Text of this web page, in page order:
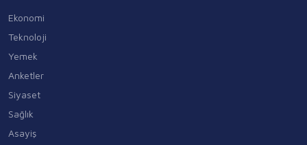
Ekonomi
Teknoloji
Yemek
Anketler
Siyaset
Sağlık
Asayiş